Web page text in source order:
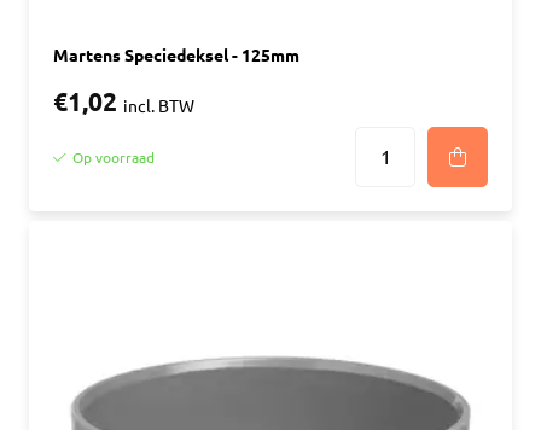
Martens Speciedeksel - 125mm
€1,02 incl. BTW
Op voorraad